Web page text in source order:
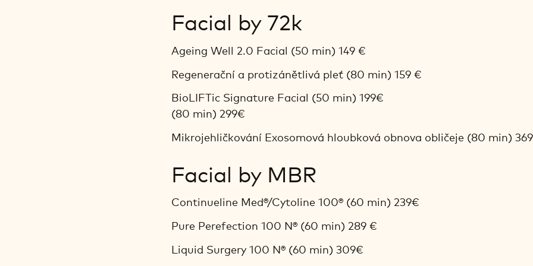
Facial by 72k
Ageing Well 2.0 Facial (50 min) 149 €
Regenerační a protizánětlivá pleť (80 min) 159 €
BioLIFTic Signature Facial (50 min) 199€
(80 min) 299€
Mikrojehličkování Exosomová hloubková obnova obličeje (80 min)
Facial by MBR
Continueline Med®/Cytoline 100® (60 min) 239€
Pure Perefection 100 N® (60 min) 289 €
Liquid Surgery 100 N® (60 min) 309€